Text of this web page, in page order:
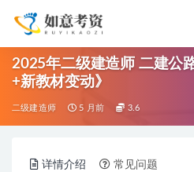
2025年二级建造师 二建公
+新教材变动》
二级建造师 5 月前 3.6
详情介绍 常见问题